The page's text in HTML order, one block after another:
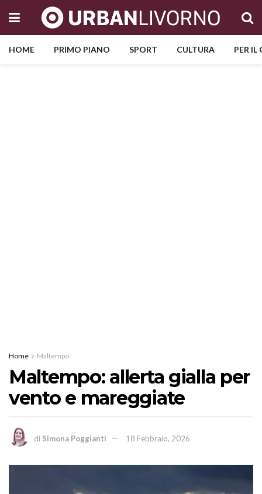
HOME PRIMO PIANO SPORT CULTURA PER
Home Maltempo
Maltempo: allerta gialla per
vento e mareggiate
di Simona Poggianti 18 Febbraio, 2026